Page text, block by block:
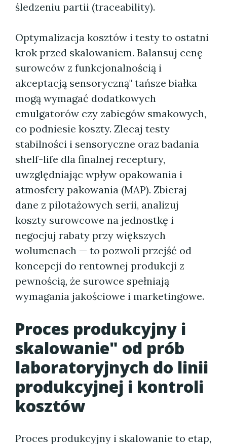
śledzeniu partii (traceability).
Optymalizacja kosztów i testy to ostatni
krok przed skalowaniem. Balansuj cenę
surowców z funkcjonalnością i
akceptacją sensoryczną" tańsze białka
mogą wymagać dodatkowych
emulgatorów czy zabiegów smakowych,
co podniesie koszty. Zlecaj testy
stabilności i sensoryczne oraz badania
shelf-life dla finalnej receptury,
uwzględniając wpływ opakowania i
atmosfery pakowania (MAP). Zbieraj
dane z pilotażowych serii, analizuj
koszty surowcowe na jednostkę i
negocjuj rabaty przy większych
wolumenach — to pozwoli przejść od
koncepcji do rentownej produkcji z
pewnością, że surowce spełniają
wymagania jakościowe i marketingowe.
Proces produkcyjny i
skalowanie" od prób
laboratoryjnych do linii
produkcyjnej i kontroli
kosztów
Proces produkcyjny i skalowanie to etap,